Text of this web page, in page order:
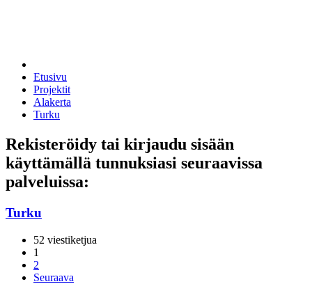
Etusivu
Projektit
Alakerta
Turku
Rekisteröidy tai kirjaudu sisään
käyttämällä tunnuksiasi seuraavissa
palveluissa:
Turku
52 viestiketjua
1
2
Seuraava